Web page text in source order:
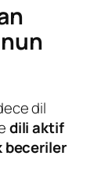
dil
dili aktif
beceriler